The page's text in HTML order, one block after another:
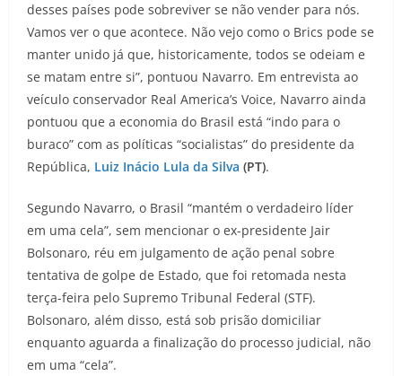
desses países pode sobreviver se não vender para nós.
Vamos ver o que acontece. Não vejo como o Brics pode se
manter unido já que, historicamente, todos se odeiam e
se matam entre si”, pontuou Navarro. Em entrevista ao
veículo conservador Real America’s Voice, Navarro ainda
pontuou que a economia do Brasil está “indo para o
buraco” com as políticas “socialistas” do presidente da
República, Luiz Inácio Lula da Silva (PT).
Segundo Navarro, o Brasil “mantém o verdadeiro líder
em uma cela”, sem mencionar o ex-presidente Jair
Bolsonaro, réu em julgamento de ação penal sobre
tentativa de golpe de Estado, que foi retomada nesta
terça-feira pelo Supremo Tribunal Federal (STF).
Bolsonaro, além disso, está sob prisão domiciliar
enquanto aguarda a finalização do processo judicial, não
em uma “cela”.